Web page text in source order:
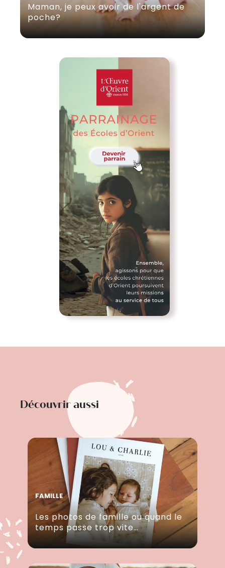
Maman, je peux avoir de l'argent de
poche?
Découvrir aussi
FAMILLE
Les photos de famille ou quand le
temps passe trop vite…